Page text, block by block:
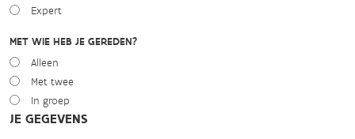
Expert
MET WIE HEB JE GEREDEN?
Alleen
Met twee
In groep
JE GEGEVENS